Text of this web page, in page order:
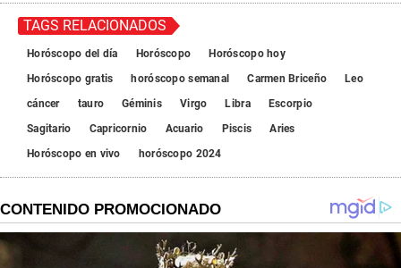
TAGS RELACIONADOS
Horóscopo del día Horóscopo
Horóscopo hoy
Horóscopo gratis
horóscopo semanal Carmen Briceño
Leo
cáncer
tauro Géminis Virgo Libra
Escorpio
Sagitario
Capricornio Acuario Piscis
Aries
Horóscopo en vivo
horóscopo 2024